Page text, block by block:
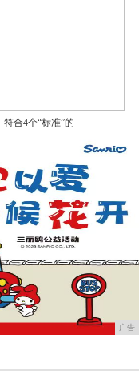
符合4个“标准”的
广告